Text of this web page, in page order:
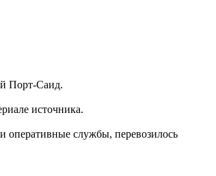
Порт-Саид.
источника.
оперативные службы, перевозилось